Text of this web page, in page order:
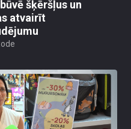
šķēršļus un
atvairīt